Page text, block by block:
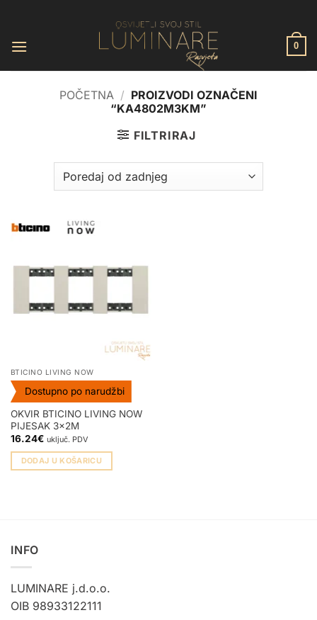
content
0
POČETNA / PROIZVODI OZNAČENI
“KA4802M3KM”
FILTRIRAJ
BTICINO LIVING NOW
Dostupno po narudžbi
OKVIR BTICINO LIVING NOW
PIJESAK 3x2M
16.24€ uključ. PDV
DODAJ U KOŠARICU
INFO
LUMINARE j.d.o.o.
OIB 98933122111